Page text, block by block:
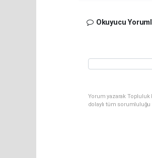
Okuyucu
Yorum yazarak Topluluk
dolaylı tüm